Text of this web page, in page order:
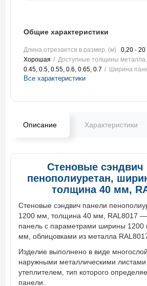
Общие характеристики
Длина отрезается в размер, (м) 0,20 - 20
Хорошая
Доступные толщины
0.45, 0.5, 0.55, 0.6, 0.65, 0.7
Ширина
Все характеристики
Описание Характеристики
Стеновые сэндвич
пенополиуретан,
толщина 40 мм,
Стеновые сэндвич панели
1200 мм, толщина 40 мм, RAL8017 —
панель с параметрами ширины
мм, облицовками из металла
Изделие выполнено в виде
наружными металлическими
утеплителем, тип которого
панели.